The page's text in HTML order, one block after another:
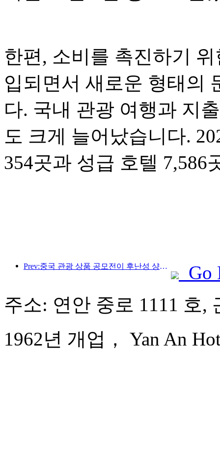
한편, 소비를 촉진하기
입되면서 새로운 형태의
다. 국내 관광 여행과 지
도 크게 늘어났습니다.
354곳과 성급 호텔 7,586
Prev:중국 관광 상품 공모전이 후난성 샹탄에서 성공적으로 개최되었습니다.
Go
주소: 연안 중로 1111 호,
1962년 개업， Yan An